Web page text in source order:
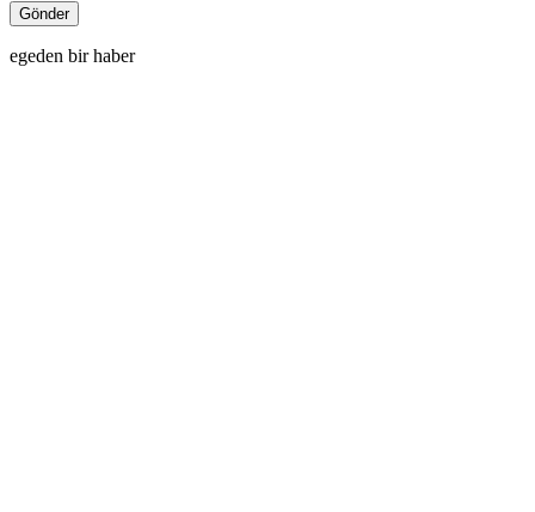
egeden bir haber